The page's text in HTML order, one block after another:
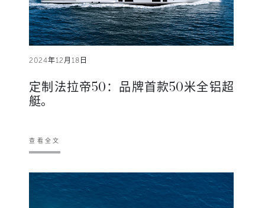
2024年12月18日
定制法拉帝50：品牌首款50米全铝超
艇。
查看全文